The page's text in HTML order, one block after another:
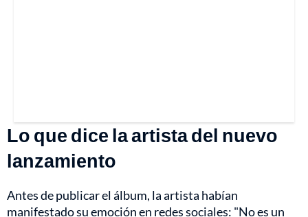
Lo que dice la artista del nuevo
lanzamiento
Antes de publicar el álbum, la artista habían
manifestado su emoción en redes sociales: "No es un